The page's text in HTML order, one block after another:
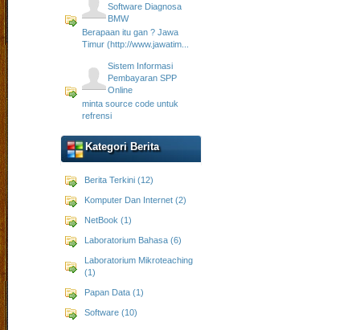
Software Diagnosa
BMW
Berapaan itu gan ? Jawa
Timur (http://www.jawatim...
Sistem Informasi
Pembayaran SPP
Online
minta source code untuk
refrensi
Kategori Berita
Berita Terkini (12)
Komputer Dan Internet (2)
NetBook (1)
Laboratorium Bahasa (6)
Laboratorium Mikroteaching
(1)
Papan Data (1)
Software (10)